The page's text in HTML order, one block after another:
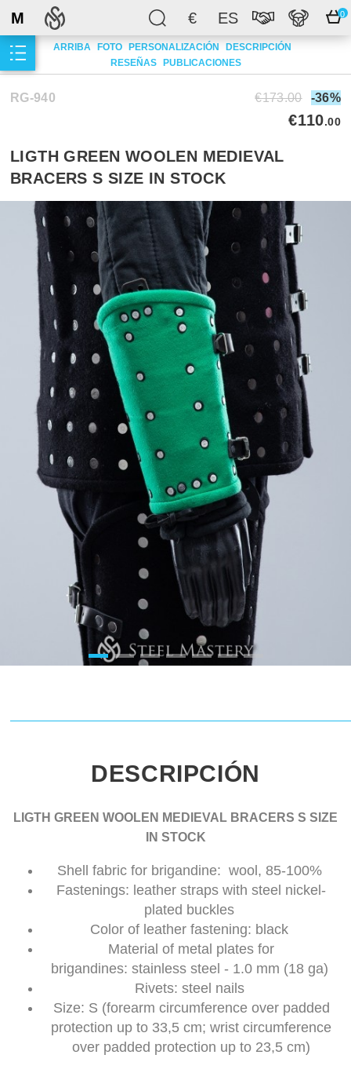
€ ES 0
M
ARRIBA FOTO PERSONALIZACIÓN
DESCRIPCIÓN
RESEÑAS
PUBLICACIONES
RG-940 €173.00 -36%
€110.00
LIGTH GREEN WOOLEN MEDIEVAL
BRACERS S SIZE IN STOCK
DESCRIPCIÓN
LIGTH GREEN WOOLEN MEDIEVAL BRACERS S SIZE
IN STOCK
Shell fabric for brigandine: wool, 85-100%
Fastenings: leather straps with steel nickel-
plated buckles
Color of leather fastening: black
Material of metal plates for
brigandines: stainless steel - 1.0 mm (18 ga)
Rivets: steel nails
Size: S (forearm circumference over padded
protection up to 33,5 cm; wrist circumference
over padded protection up to 23,5 cm)